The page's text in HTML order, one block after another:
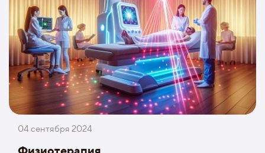
04 сентября 2024